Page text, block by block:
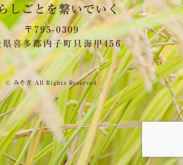
しごとを繋いでいく
〒795-0309
県喜多郡内子町只海甲456
© みそぎ All Rights Reserved.